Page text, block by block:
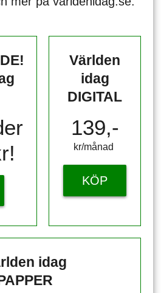
Världen
idag
DIGITAL
139,-
kr/månad ​​​​​​
KÖP
idag